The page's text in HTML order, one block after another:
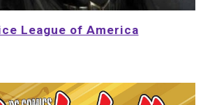
League of America